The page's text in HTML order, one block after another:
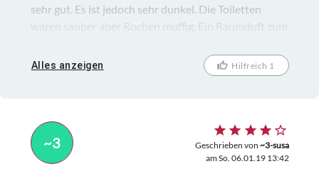
sehr gut. Es ist jedoch sehr dunkel. Die Toiletten
waren sauber aber Rochen muffig. Ein Raumduft zum
Geburtstage oder andere Feiern buchen.
Alles anzeigen Hilfreich 1
~3 Geschrieben von ~3-susa
am So. 06.01.19 13:42